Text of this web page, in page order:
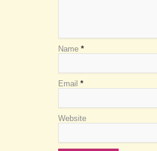
Name *
Email *
Website